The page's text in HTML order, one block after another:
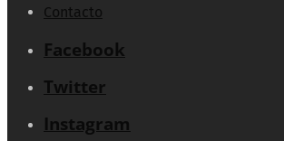
Contacto
Facebook
Twitter
Instagram